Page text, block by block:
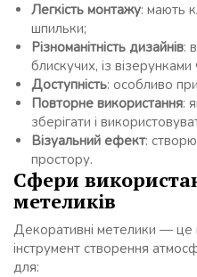
Легкість монтажу: мають
шпильки;
Різноманітність дизайнів:
блискучих, із
Доступність: особливо
Повторне використання:
зберігати і
Візуальний ефект:
простору.
Сфери
метеликів
Декоративні метелики — це
інструмент створення
для: